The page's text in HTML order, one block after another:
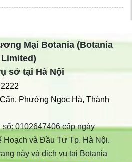
Mại Botania (Botania
sở tại Hà Nội
Phường Ngọc Hà, Thành
0102647406 cấp ngày
Hoạch và Đầu Tư Tp. Hà Nội.
này và dịch vụ tại Botania